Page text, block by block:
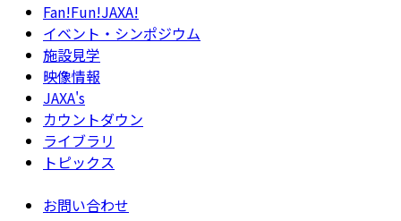
Fan!Fun!JAXA!
イベント・シンポジウム
施設見学
映像情報
JAXA's
カウントダウン
ライブラリ
トピックス
お問い合わせ